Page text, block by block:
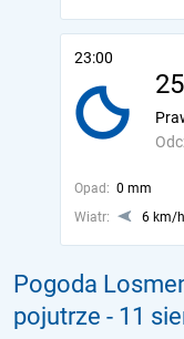
23:00
Opad: 0 mm
Wiatr:
6 km/h
Pogoda
pojutrze - 11